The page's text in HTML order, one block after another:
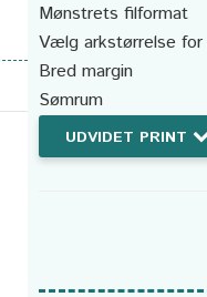
Mønstrets filformat
Vælg arkstørrelse for
Bred margin
Sømrum
UDVIDET PRINT